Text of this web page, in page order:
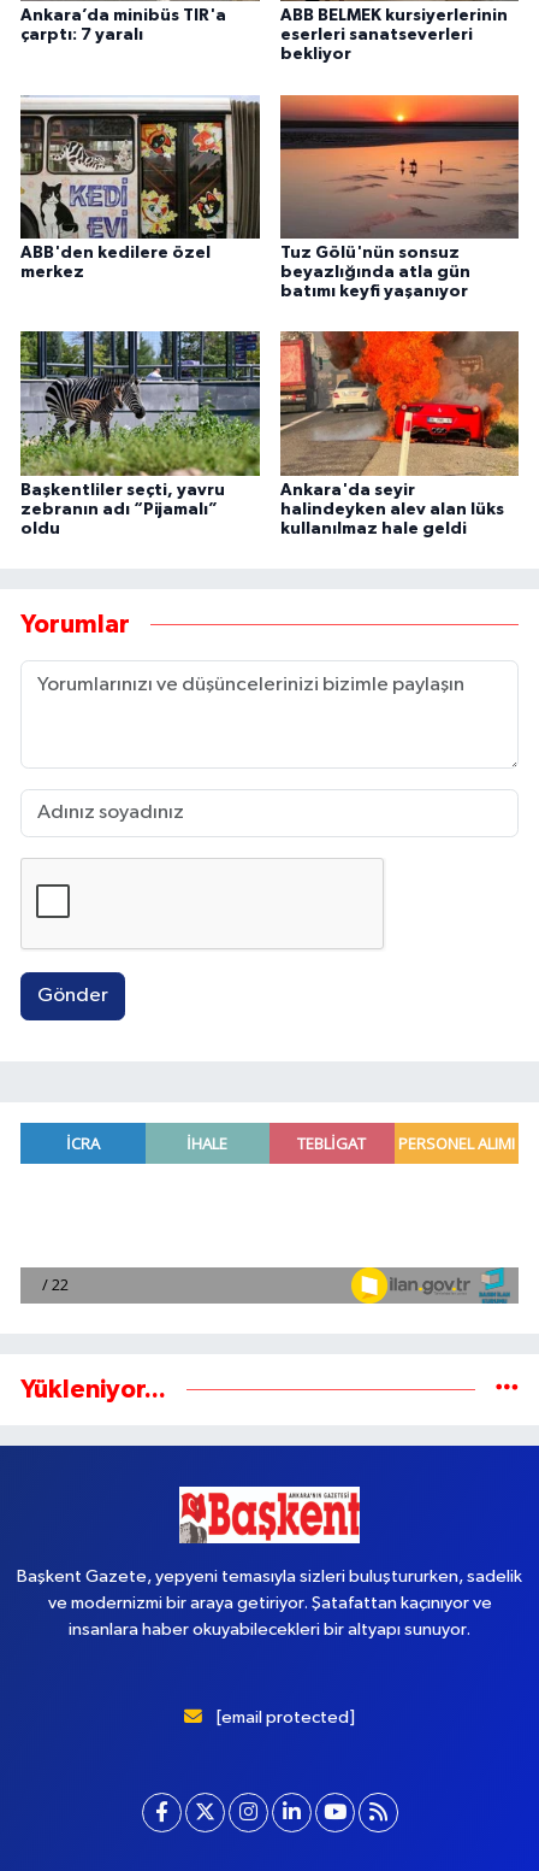
Ankara’da minibüs TIR'a
çarptı: 7 yaralı
ABB BELMEK kursiyerlerinin
eserleri sanatseverleri
bekliyor
ABB'den kedilere özel
merkez
Tuz Gölü'nün sonsuz
beyazlığında atla gün
batımı keyfi yaşanıyor
Başkentliler seçti, yavru
zebranın adı “Pijamalı”
oldu
Ankara'da seyir
halindeyken alev alan lüks
kullanılmaz hale geldi
Yorumlar
Gönder
Yükleniyor...
Başkent Gazete, yepyeni temasıyla sizleri buluştururken, sadelik
ve modernizmi bir araya getiriyor. Şatafattan kaçınıyor ve
insanlara haber okuyabilecekleri bir altyapı sunuyor.
[email protected]